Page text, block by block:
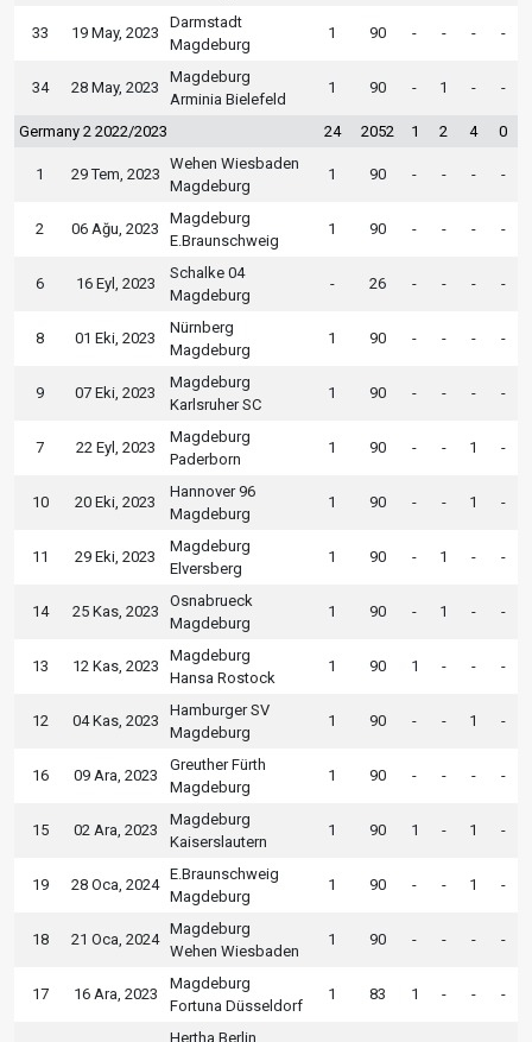
33 19 May, 2023
Darmstadt
Magdeburg
1 90 - - - -
34 28 May, 2023
Magdeburg
Arminia Bielefeld
1 90 - 1 - -
Germany 2 2022/2023 24 2052 1 2 4 0
1 29 Tem, 2023
Wehen Wiesbaden
Magdeburg
1 90 - - - -
2 06 Ağu, 2023
Magdeburg
E.Braunschweig
1 90 - - - -
6 16 Eyl, 2023
Schalke 04
Magdeburg
- 26 - - - -
8 01 Eki, 2023
Nürnberg
Magdeburg
1 90 - - - -
9 07 Eki, 2023
Magdeburg
Karlsruher SC
1 90 - - - -
7 22 Eyl, 2023
Magdeburg
Paderborn
1 90 - - 1 -
10 20 Eki, 2023
Hannover 96
Magdeburg
1 90 - - 1 -
11 29 Eki, 2023
Magdeburg
Elversberg
1 90 - 1 - -
14 25 Kas, 2023
Osnabrueck
Magdeburg
1 90 - 1 - -
13 12 Kas, 2023
Magdeburg
Hansa Rostock
1 90 1 - - -
12 04 Kas, 2023
Hamburger SV
Magdeburg
1 90 - - 1 -
16 09 Ara, 2023
Greuther Fürth
Magdeburg
1 90 - - - -
15 02 Ara, 2023
Magdeburg
Kaiserslautern
1 90 1 - 1 -
19 28 Oca, 2024
E.Braunschweig
Magdeburg
1 90 - - 1 -
18 21 Oca, 2024
Magdeburg
Wehen Wiesbaden
1 90 - - - -
17 16 Ara, 2023
Magdeburg
Fortuna Düsseldorf
1 83 1 - - -
Hertha Berlin